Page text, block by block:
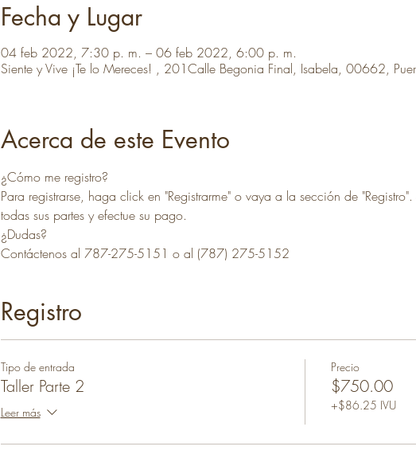
Fecha y Lugar
04 feb 2022, 7:30 p. m. – 06 feb 2022, 6:00 p. m.
Siente y Vive ¡Te lo Mereces! , 201Calle Begonia Final, Isabela, 00662,
Acerca de este Evento
¿Cómo me registro?
Para registrarse, haga click en "Registrarme" o vaya a la sección de
todas sus partes y efectue su pago.
¿Dudas?
Contáctenos al 787-275-5151 o al (787) 275-5152
Registro
Tipo de entrada
Taller Parte 2
Leer más
Precio
$750.00
+$86.25 IVU